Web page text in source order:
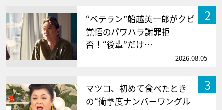
2
“ベテラン”船越英一郎がクビ
覚悟のパワハラ謝罪拒
否！“後輩”だけ…
2026.08.05
3
マツコ、初めて食べたとき
の“衝撃度ナンバーワングル